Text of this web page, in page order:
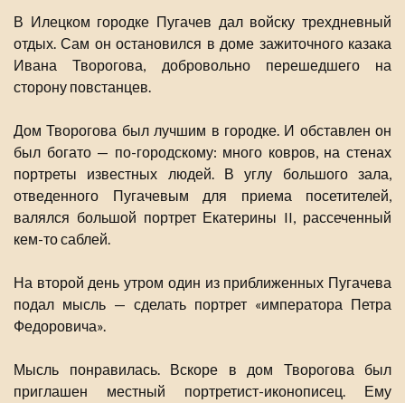
В Илецком городке Пугачев дал войску трехдневный
отдых. Сам он остановился в доме зажиточного казака
Ивана Творогова, добровольно перешедшего на
сторону повстанцев.
Дом Творогова был лучшим в городке. И обставлен он
был богато — по-городскому: много ковров, на стенах
портреты известных людей. В углу большого зала,
отведенного Пугачевым для приема посетителей,
валялся большой портрет Екатерины II, рассеченный
кем-то саблей.
На второй день утром один из приближенных Пугачева
подал мысль — сделать портрет «императора Петра
Федоровича».
Мысль понравилась. Вскоре в дом Творогова был
приглашен местный портретист-иконописец. Ему